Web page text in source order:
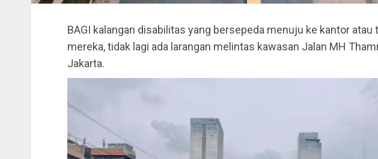
BAGI kalangan disabilitas yang bersepeda menuju ke kantor
mereka, tidak lagi ada larangan melintas kawasan Jalan MH
Jakarta.